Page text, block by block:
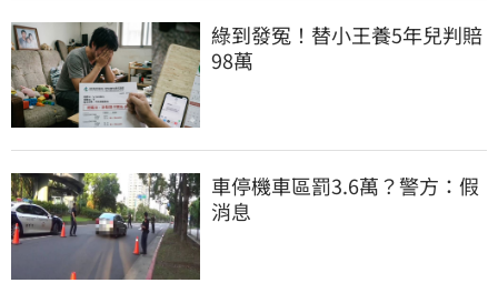
綠到發冤！替小王養5年兒判賠
98萬
車停機車區罰3.6萬？警方：假
消息